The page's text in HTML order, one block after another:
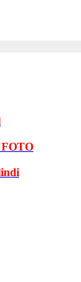
FOTO